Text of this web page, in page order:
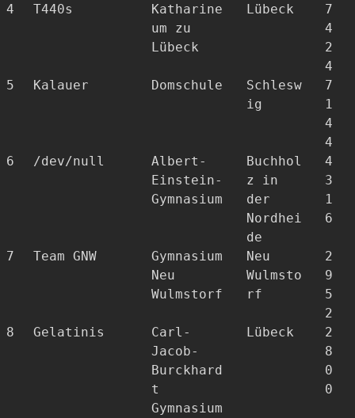
4 T440s
Katharine
um zu
Lübeck
Lübeck
7
4
2
4
5
Kalauer Domschule
Schlesw
ig
7
1
4
4
6
/dev/null
Albert-
Einstein-
Gymnasium
Buchhol
z in
der
Nordhei
de
4
3
1
6
7 Team GNW
Gymnasium
Neu
Wulmstorf
Neu
Wulmsto
rf
2
9
5
2
8
Gelatinis
Carl-
Jacob-
Burckhard
t
Gymnasium
Lübeck
2
8
0
0